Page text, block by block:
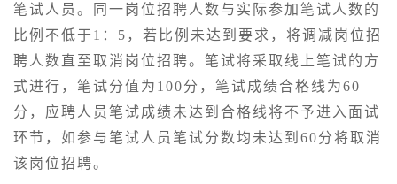
笔试人员。同一岗位招聘人数与实际参加笔试人数的
比例不低于1：5，若比例未达到要求，将调减岗位招
聘人数直至取消岗位招聘。笔试将采取线上笔试的方
式进行，笔试分值为100分，笔试成绩合格线为60
分，应聘人员笔试成绩未达到合格线将不予进入面试
环节，如参与笔试人员笔试分数均未达到60分将取消
该岗位招聘。